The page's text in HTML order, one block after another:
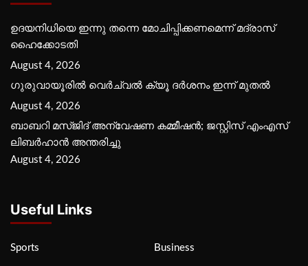
ഉദയനിധിയെ ഇന്നു തന്നെ മോചിപ്പിക്കണമെന്ന് മദ്രാസ്
ഹൈക്കോടതി
August 4, 2026
ഗുരുവായൂരില്‍ വെര്‍ച്വല്‍ ക്യൂ ദര്‍ശനം ഇന്ന് മുതല്‍
August 4, 2026
ബാബറി മസ്ജിദ് അന്വേഷണ കമ്മീഷന്‍; ജസ്റ്റിസ് എംഎസ്
ലിബര്‍ഹാന്‍ അന്തരിച്ചു
August 4, 2026
Useful Links
Sports Business